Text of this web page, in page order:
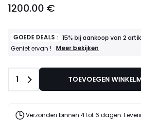
€.
1200.00 €
GOEDE DEALS : 15% bij aankoop van 2
Geniet ervan !
GOEDE
artikelen
Meer bekijken
Aantal
1 TOEVOEGEN
Verzonden binnen 4 tot 6 dagen.